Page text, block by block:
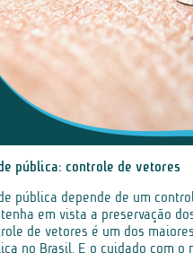
pública: controle de vetores
pública depende de um
em vista a preservação
de vetores é um dos
no Brasil. E o cuidado com o